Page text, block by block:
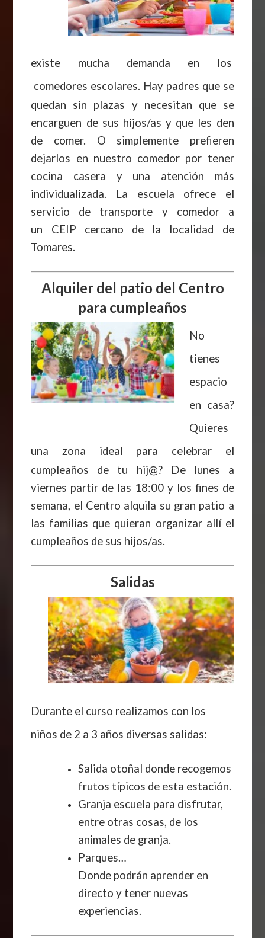
existe mucha demanda en los
comedores escolares. Hay padres que se
quedan sin plazas y necesitan que se
encarguen de sus hijos/as y que les den
de comer. O simplemente prefieren
dejarlos en nuestro comedor por tener
cocina casera y una atención más
individualizada. La escuela ofrece el
servicio de transporte y comedor a
un CEIP cercano de la localidad de
Tomares.
Alquiler del patio del Centro
para cumpleaños
No
tienes
espacio
en casa?
Quieres
una zona ideal para celebrar el
cumpleaños de tu hij@? De lunes a
viernes partir de las 18:00 y los fines de
semana, el Centro alquila su gran patio a
las familias que quieran organizar allí el
cumpleaños de sus hijos/as.
Salidas
Durante el curso realizamos con los
niños de 2 a 3 años diversas salidas:
Salida otoñal donde recogemos
frutos típicos de esta estación.
Granja escuela para disfrutar,
entre otras cosas, de los
animales de granja.
Parques…
Donde podrán aprender en
directo y tener nuevas
experiencias.